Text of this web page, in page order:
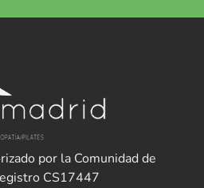
por la Comunidad de
CS17447